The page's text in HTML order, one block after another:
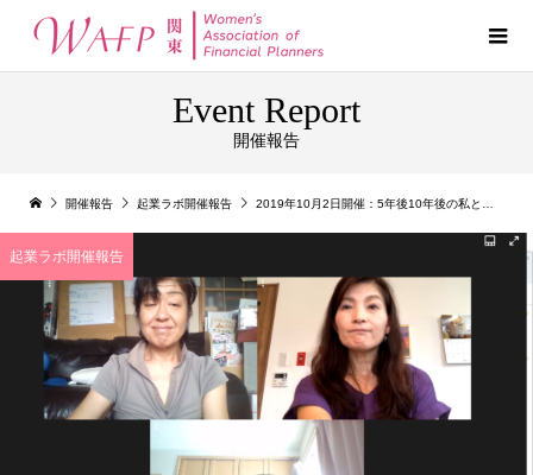
Event Report
開催報告
開催報告 起業ラボ開催報告 2019年10月2日開催：5年後10年後の私と今からやっておきたいこと
起業ラボ開催報告